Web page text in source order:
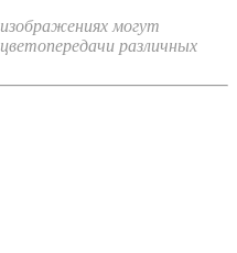
могут
различных